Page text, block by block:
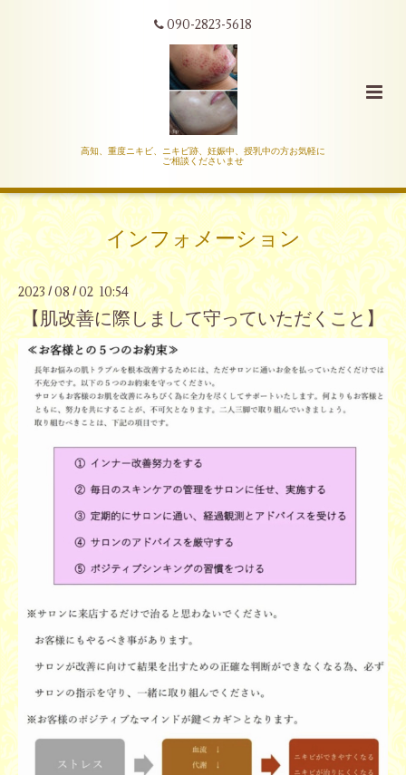
090-2823-5618
高知、重度ニキビ、ニキビ跡、妊娠中、授乳中の方お気軽に
ご相談くださいませ
インフォメーション
2023 / 08 /02 10:54
【肌改善に際しまして守っていただくこと】